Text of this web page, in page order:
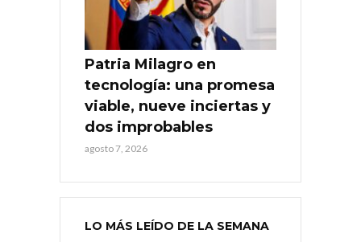
Patria Milagro en
tecnología: una promesa
viable, nueve inciertas y
dos improbables
agosto 7, 2026
LO MÁS LEÍDO DE LA SEMANA